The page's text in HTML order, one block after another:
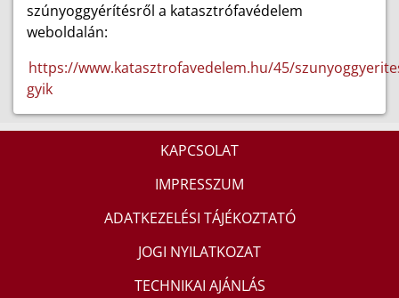
szúnyoggyérítésről a katasztrófavédelem
weboldalán:
https://www.katasztrofavedelem.hu/45/
gyik
KAPCSOLAT
IMPRESSZUM
ADATKEZELÉSI TÁJÉKOZTATÓ
JOGI NYILATKOZAT
TECHNIKAI AJÁNLÁS